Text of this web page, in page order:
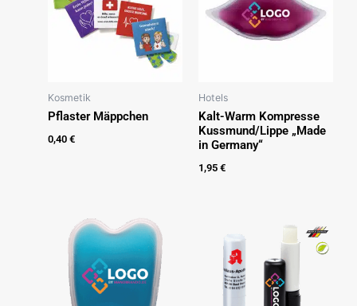
Kosmetik
Pflaster Mäppchen
0,40 €
Hotels
Kalt-Warm Kompresse
Kussmund/Lippe „Made
in Germany“
1,95 €